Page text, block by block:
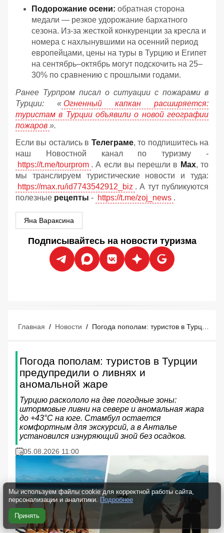
Подорожание осени: обратная сторона
медали — резкое удорожание бархатного
сезона. Из-за жесткой конкуренции за кресла и
номера с нахлынувшими на осенний период
европейцами, цены на туры в Турцию и Египет
на сентябрь–октябрь могут подскочить на 25–
30% по сравнению с прошлыми годами.
Ранее Турпром писал о ситуации с пожарами в
Турции: « Огненный капкан расширяется:
туристам в Турции объявили о новой географии
пожаров ».
Если вы остались в Телеграме, то подпишитесь на
наш Новостной канал по туризму -
https://t.me/tourprom . А если вы перешли в Мах, то
мы транслируем туристические новости и туда:
https://max.ru/id7743542912_biz . А тут публикуются
полезные рецепты - https://t.me/zoj_news .
Яна Вараксина
Подписывайтесь на новости туризма
Главная / Новости /
Погода пополам: туристов в Турции
предупредили о ливнях и
аномальной жаре
Турцию раскололо на две погодные зоны:
штормовые ливни на севере и аномальная жара
до +43°C на юге. Стамбул остается
комфортным для экскурсий, а в Анталье
установился изнуряющий зной без осадков.
05.08.2026 11:00
Мы используем файлы cookie для корректной работы сайта,
персонализации и аналитики. Подробнее
Принять